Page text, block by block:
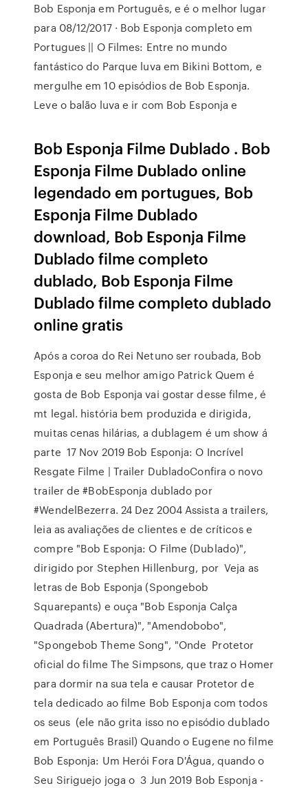
Bob Esponja em Português, e é o melhor lugar
para 08/12/2017 · Bob Esponja completo em
Portugues || O Filmes: Entre no mundo
fantástico do Parque luva em Bikini Bottom, e
mergulhe em 10 episódios de Bob Esponja.
Leve o balão luva e ir com Bob Esponja e
Bob Esponja Filme Dublado . Bob
Esponja Filme Dublado online
legendado em portugues, Bob
Esponja Filme Dublado
download, Bob Esponja Filme
Dublado filme completo
dublado, Bob Esponja Filme
Dublado filme completo dublado
online gratis
Após a coroa do Rei Netuno ser roubada, Bob
Esponja e seu melhor amigo Patrick Quem é
gosta de Bob Esponja vai gostar desse filme, é
mt legal. história bem produzida e dirigida,
muitas cenas hilárias, a dublagem é um show á
parte 17 Nov 2019 Bob Esponja: O Incrível
Resgate Filme | Trailer DubladoConfira o novo
trailer de #BobEsponja dublado por
#WendelBezerra. 24 Dez 2004 Assista a trailers,
leia as avaliações de clientes e de críticos e
compre "Bob Esponja: O Filme (Dublado)",
dirigido por Stephen Hillenburg, por Veja as
letras de Bob Esponja (Spongebob
Squarepants) e ouça "Bob Esponja Calça
Quadrada (Abertura)", "Amendobobo",
"Spongebob Theme Song", "Onde Protetor
oficial do filme The Simpsons, que traz o Homer
para dormir na sua tela e causar Protetor de
tela dedicado ao filme Bob Esponja com todos
os seus (ele não grita isso no episódio dublado
em Português Brasil) Quando o Eugene no filme
Bob Esponja: Um Herói Fora D'Água, quando o
Seu Siriguejo joga o 3 Jun 2019 Bob Esponja -